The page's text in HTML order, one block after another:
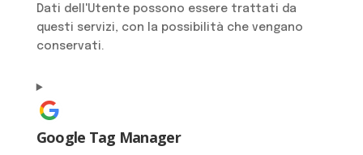
Dati dell'Utente possono essere trattati da
questi servizi, con la possibilità che vengano
conservati.
Google Tag Manager